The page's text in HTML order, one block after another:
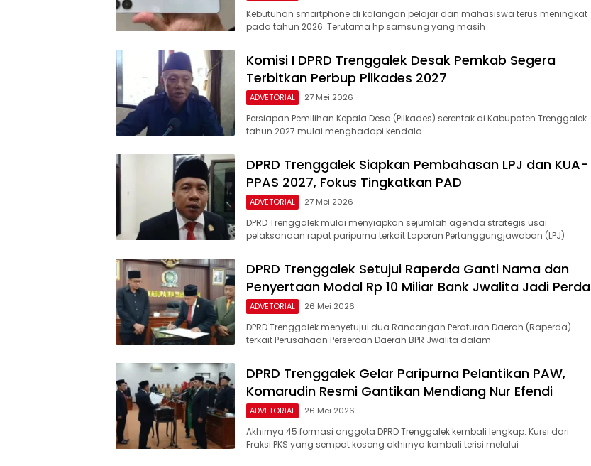
Kebutuhan smartphone di kalangan pelajar dan mahasiswa terus meningkat
pada tahun 2026. Terutama hp samsung yang masih
Komisi I DPRD Trenggalek Desak Pemkab Segera
Terbitkan Perbup Pilkades 2027
ADVETORIAL 27 Mei 2026
Persiapan Pemilihan Kepala Desa (Pilkades) serentak di Kabupaten Trenggalek
tahun 2027 mulai menghadapi kendala.
DPRD Trenggalek Siapkan Pembahasan LPJ dan KUA-
PPAS 2027, Fokus Tingkatkan PAD
ADVETORIAL 27 Mei 2026
DPRD Trenggalek mulai menyiapkan sejumlah agenda strategis usai
pelaksanaan rapat paripurna terkait Laporan Pertanggungjawaban (LPJ)
DPRD Trenggalek Setujui Raperda Ganti Nama dan
Penyertaan Modal Rp 10 Miliar Bank Jwalita Jadi Perda
ADVETORIAL 26 Mei 2026
DPRD Trenggalek menyetujui dua Rancangan Peraturan Daerah (Raperda)
terkait Perusahaan Perseroan Daerah BPR Jwalita dalam
DPRD Trenggalek Gelar Paripurna Pelantikan PAW,
Komarudin Resmi Gantikan Mendiang Nur Efendi
ADVETORIAL 26 Mei 2026
Akhirnya 45 formasi anggota DPRD Trenggalek kembali lengkap. Kursi dari
Fraksi PKS yang sempat kosong akhirnya kembali terisi melalui